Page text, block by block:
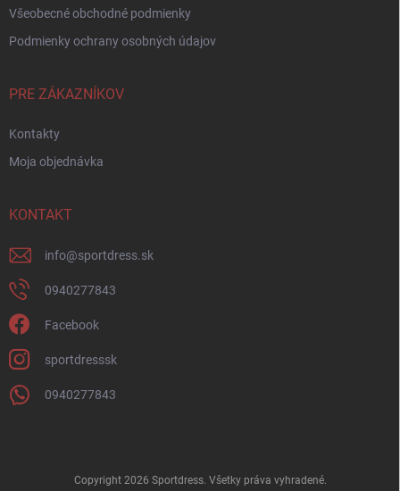
Všeobecné obchodné podmienky
Podmienky ochrany osobných údajov
PRE ZÁKAZNÍKOV
Kontakty
Moja objednávka
KONTAKT
info@sportdress.sk
0940277843
Facebook
sportdresssk
0940277843
Copyright 2026 Sportdress. Všetky práva vyhradené.